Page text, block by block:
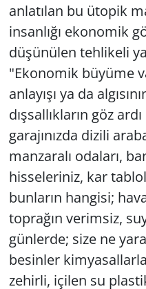
anlatılan bu ütopik
insanlığı ekonomik
düşünülen tehlikeli
"Ekonomik büyüme
anlayışı ya da
dışsallıkların göz
garajınızda dizili
manzaralı odaları,
hisseleriniz, kar
bunların hangisi;
toprağın verimsiz,
günlerde; size ne
besinler
zehirli, içilen su